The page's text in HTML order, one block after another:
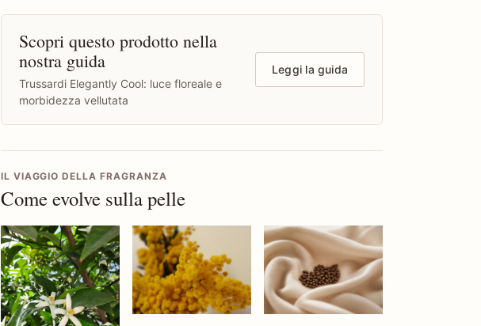
Scopri questo prodotto nella
nostra guida
Trussardi Elegantly Cool: luce floreale e
morbidezza vellutata
Leggi la guida
IL VIAGGIO DELLA FRAGRANZA
Come evolve sulla pelle